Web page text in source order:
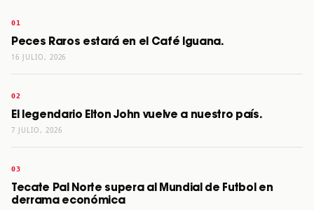
Peces Raros estará en el Café Iguana.
16 JULIO, 2026
El legendario Elton John vuelve a nuestro país.
7 JULIO, 2026
Tecate Pal Norte supera al Mundial de Futbol en
derrama económica